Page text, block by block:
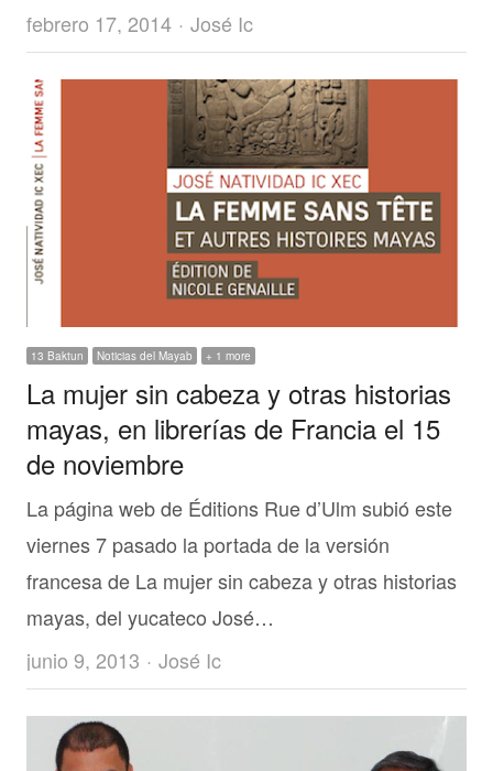
febrero 17, 2014
Author
José Ic
13 Baktun Noticias del Mayab + 1 more
La mujer sin cabeza y otras historias
mayas, en librerías de Francia el 15
de noviembre
La página web de Éditions Rue d’Ulm subió este
viernes 7 pasado la portada de la versión
francesa de La mujer sin cabeza y otras historias
mayas, del yucateco José…
junio 9, 2013
Author
José Ic